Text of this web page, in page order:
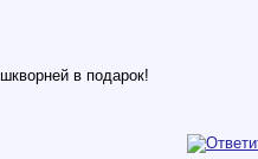
в подарок!